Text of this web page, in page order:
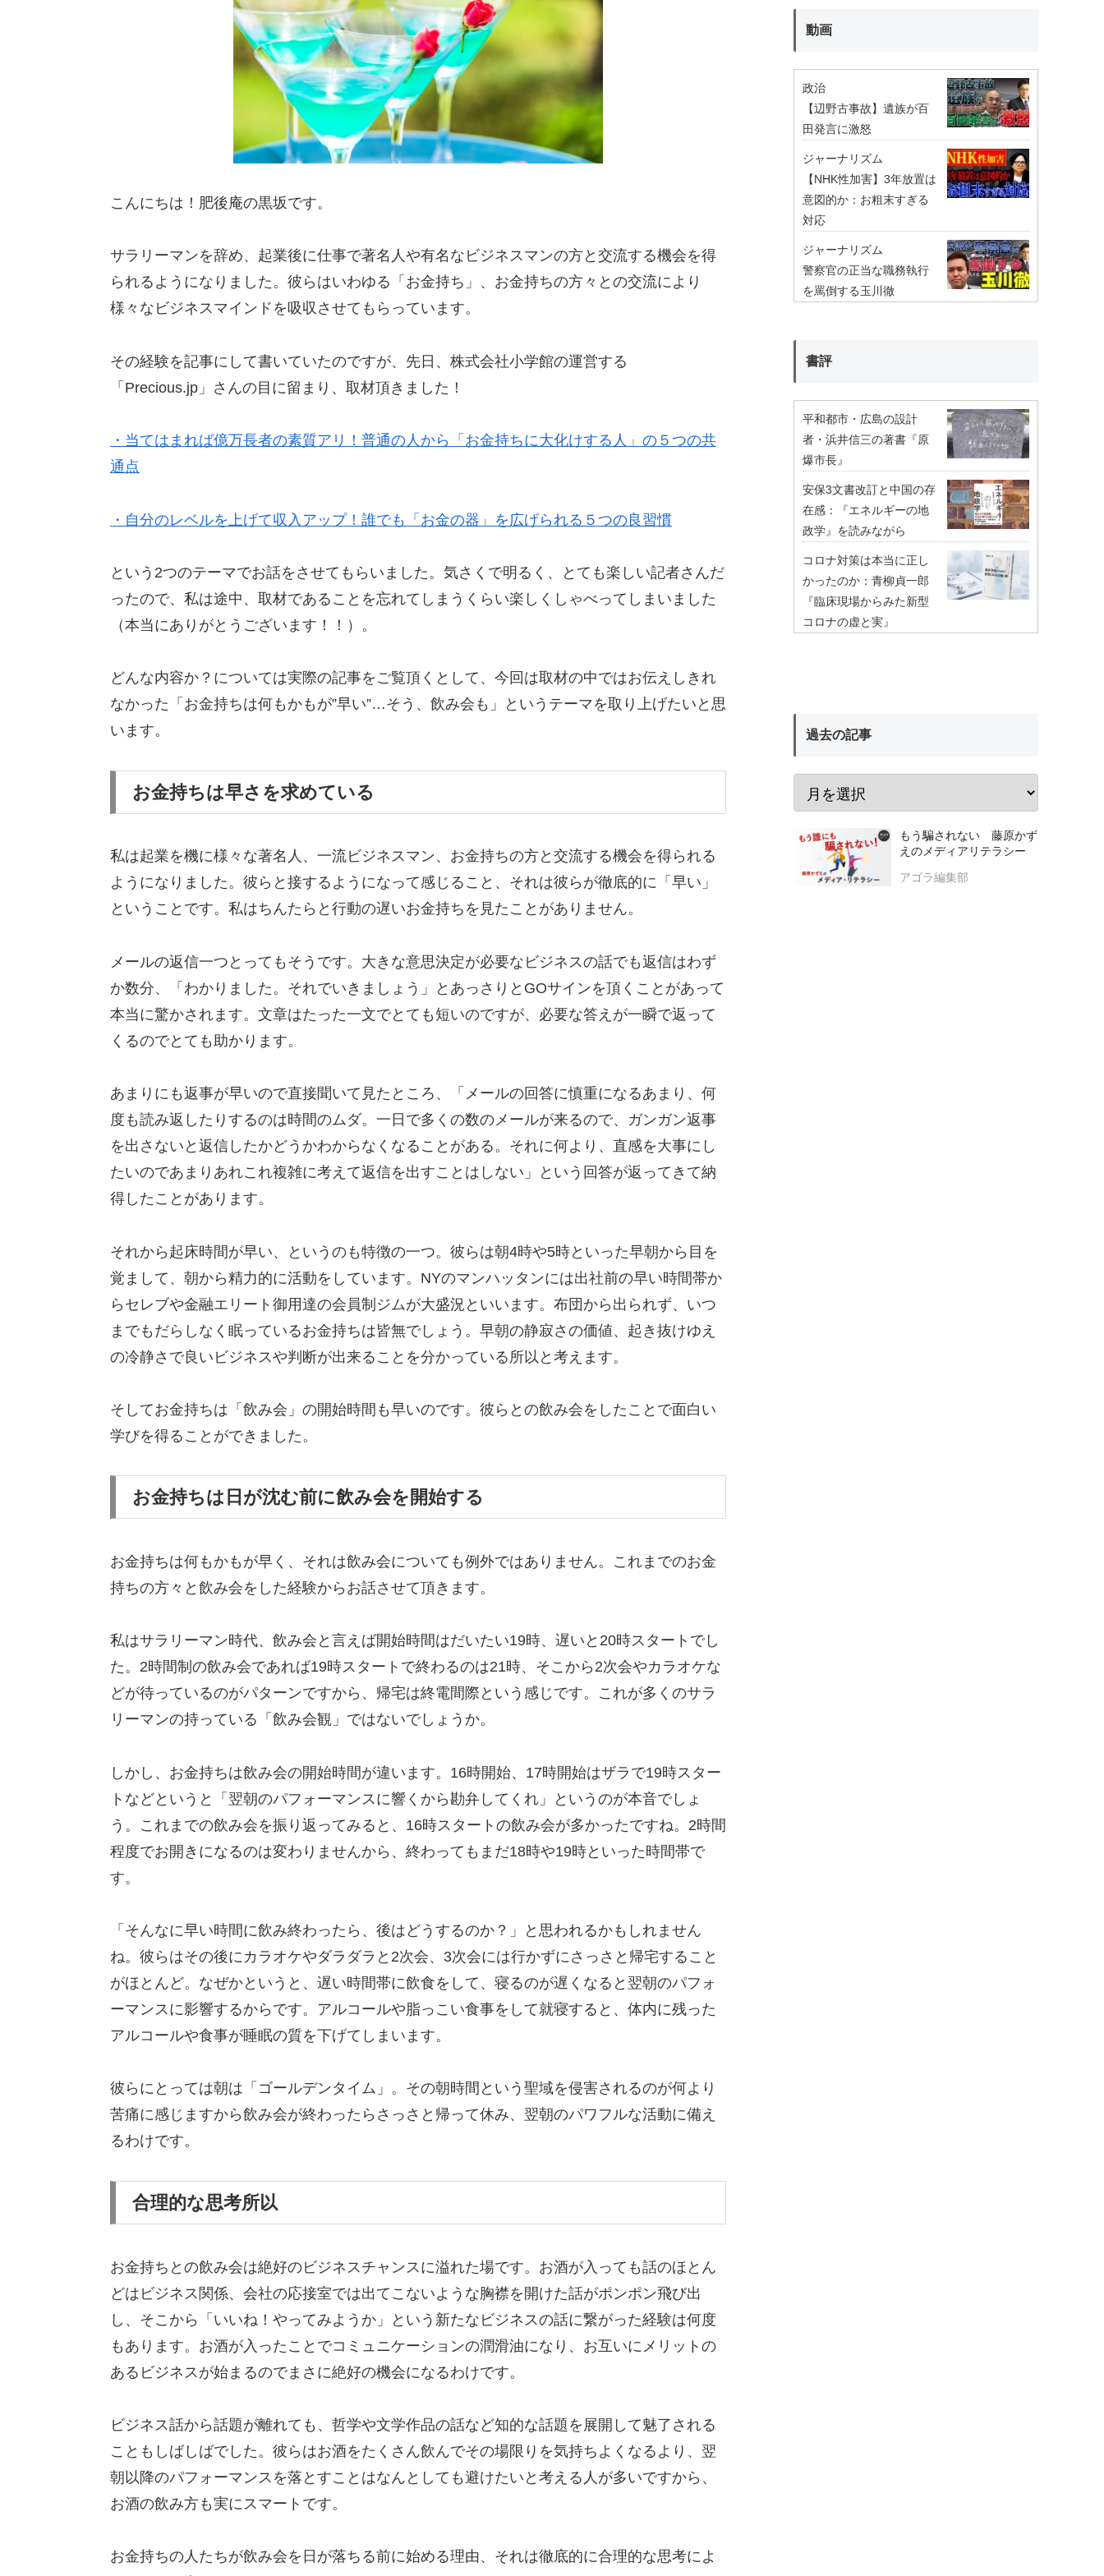
こんにちは！肥後庵の黒坂です。
サラリーマンを辞め、起業後に仕事で著名人や有名なビジネスマンの方と交流する機会を得
られるようになりました。彼らはいわゆる「お金持ち」、お金持ちの方々との交流により
様々なビジネスマインドを吸収させてもらっています。
その経験を記事にして書いていたのですが、先日、株式会社小学館の運営する
「Precious.jp」さんの目に留まり、取材頂きました！
・当てはまれば億万長者の素質アリ！普通の人から「お金持ちに大化けする人」の５つの共
通点
・自分のレベルを上げて収入アップ！誰でも「お金の器」を広げられる５つの良習慣
という2つのテーマでお話をさせてもらいました。気さくで明るく、とても楽しい記者さんだ
ったので、私は途中、取材であることを忘れてしまうくらい楽しくしゃべってしまいました
（本当にありがとうございます！！）。
どんな内容か？については実際の記事をご覧頂くとして、今回は取材の中ではお伝えしきれ
なかった「お金持ちは何もかもが”早い”…そう、飲み会も」というテーマを取り上げたいと思
います。
お金持ちは早さを求めている
私は起業を機に様々な著名人、一流ビジネスマン、お金持ちの方と交流する機会を得られる
ようになりました。彼らと接するようになって感じること、それは彼らが徹底的に「早い」
ということです。私はちんたらと行動の遅いお金持ちを見たことがありません。
メールの返信一つとってもそうです。大きな意思決定が必要なビジネスの話でも返信はわず
か数分、「わかりました。それでいきましょう」とあっさりとGOサインを頂くことがあって
本当に驚かされます。文章はたった一文でとても短いのですが、必要な答えが一瞬で返って
くるのでとても助かります。
あまりにも返事が早いので直接聞いて見たところ、「メールの回答に慎重になるあまり、何
度も読み返したりするのは時間のムダ。一日で多くの数のメールが来るので、ガンガン返事
を出さないと返信したかどうかわからなくなることがある。それに何より、直感を大事にし
たいのであまりあれこれ複雑に考えて返信を出すことはしない」という回答が返ってきて納
得したことがあります。
それから起床時間が早い、というのも特徴の一つ。彼らは朝4時や5時といった早朝から目を
覚まして、朝から精力的に活動をしています。NYのマンハッタンには出社前の早い時間帯か
らセレブや金融エリート御用達の会員制ジムが大盛況といいます。布団から出られず、いつ
までもだらしなく眠っているお金持ちは皆無でしょう。早朝の静寂さの価値、起き抜けゆえ
の冷静さで良いビジネスや判断が出来ることを分かっている所以と考えます。
そしてお金持ちは「飲み会」の開始時間も早いのです。彼らとの飲み会をしたことで面白い
学びを得ることができました。
お金持ちは日が沈む前に飲み会を開始する
お金持ちは何もかもが早く、それは飲み会についても例外ではありません。これまでのお金
持ちの方々と飲み会をした経験からお話させて頂きます。
私はサラリーマン時代、飲み会と言えば開始時間はだいたい19時、遅いと20時スタートでし
た。2時間制の飲み会であれば19時スタートで終わるのは21時、そこから2次会やカラオケな
どが待っているのがパターンですから、帰宅は終電間際という感じです。これが多くのサラ
リーマンの持っている「飲み会観」ではないでしょうか。
しかし、お金持ちは飲み会の開始時間が違います。16時開始、17時開始はザラで19時スター
トなどというと「翌朝のパフォーマンスに響くから勘弁してくれ」というのが本音でしょ
う。これまでの飲み会を振り返ってみると、16時スタートの飲み会が多かったですね。2時間
程度でお開きになるのは変わりませんから、終わってもまだ18時や19時といった時間帯で
す。
「そんなに早い時間に飲み終わったら、後はどうするのか？」と思われるかもしれません
ね。彼らはその後にカラオケやダラダラと2次会、3次会には行かずにさっさと帰宅すること
がほとんど。なぜかというと、遅い時間帯に飲食をして、寝るのが遅くなると翌朝のパフォ
ーマンスに影響するからです。アルコールや脂っこい食事をして就寝すると、体内に残った
アルコールや食事が睡眠の質を下げてしまいます。
彼らにとっては朝は「ゴールデンタイム」。その朝時間という聖域を侵害されるのが何より
苦痛に感じますから飲み会が終わったらさっさと帰って休み、翌朝のパワフルな活動に備え
るわけです。
合理的な思考所以
お金持ちとの飲み会は絶好のビジネスチャンスに溢れた場です。お酒が入っても話のほとん
どはビジネス関係、会社の応接室では出てこないような胸襟を開けた話がポンポン飛び出
し、そこから「いいね！やってみようか」という新たなビジネスの話に繋がった経験は何度
もあります。お酒が入ったことでコミュニケーションの潤滑油になり、お互いにメリットの
あるビジネスが始まるのでまさに絶好の機会になるわけです。
ビジネス話から話題が離れても、哲学や文学作品の話など知的な話題を展開して魅了される
こともしばしばでした。彼らはお酒をたくさん飲んでその場限りを気持ちよくなるより、翌
朝以降のパフォーマンスを落とすことはなんとしても避けたいと考える人が多いですから、
お酒の飲み方も実にスマートです。
お金持ちの人たちが飲み会を日が落ちる前に始める理由、それは徹底的に合理的な思考によ
動画
政治
【辺野古事故】遺族が百
田発言に激怒
ジャーナリズム
【NHK性加害】3年放置は
意図的か：お粗末すぎる
対応
ジャーナリズム
警察官の正当な職務執行
を罵倒する玉川徹
書評
平和都市・広島の設計
者・浜井信三の著書『原
爆市長』
安保3文書改訂と中国の存
在感：『エネルギーの地
政学』を読みながら
コロナ対策は本当に正し
かったのか：青柳貞一郎
『臨床現場からみた新型
コロナの虚と実』
過去の記事
もう騙されない 藤原かず
えのメディアリテラシー
アゴラ編集部